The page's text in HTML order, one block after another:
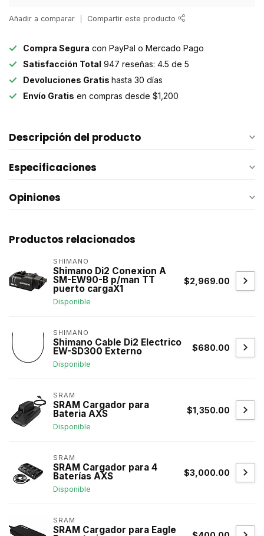
Añadir a comparar Compartir este producto
Compra Segura con PayPal o Mercado Pago
Satisfacción Total 947 reseñas: 4.5 de 5
Devoluciones Gratis hasta 30 días
Envío Gratis en compras desde $1,200
Descripción del producto
Especificaciones
Opiniones
Productos relacionados
SHIMANO
Shimano Di2 Conexion A
SM-EW90-B p/man TT
puerto cargaX1
Disponible
$2,969.00
SHIMANO
Shimano Cable Di2 Electrico
EW-SD300 Externo
Disponible
$680.00
SRAM
SRAM Cargador para
Bateria AXS
Disponible
$1,350.00
SRAM
SRAM Cargador para 4
Baterías AXS
Disponible
$3,000.00
SRAM
SRAM Cargador para Eagle